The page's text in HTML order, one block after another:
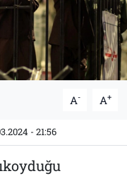
A- A+
- 21:56